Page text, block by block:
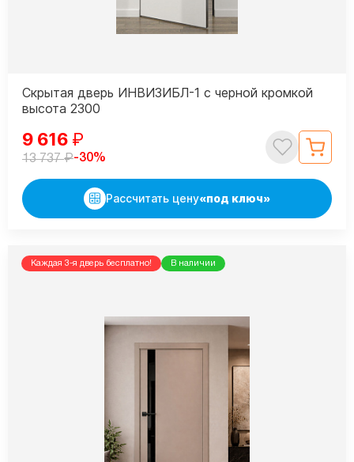
Скрытая дверь ИНВИЗИБЛ-1 с черной кромкой
высота 2300
9 616 ₽
13 737₽-30%
Рассчитать цену«под ключ»
Каждая 3-я дверь бесплатно! В наличии